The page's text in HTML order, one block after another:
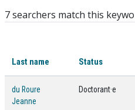
7 searchers match this
Last name Status
du Roure
Jeanne
Doctorant·e